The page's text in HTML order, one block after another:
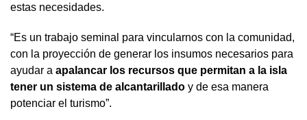
estas necesidades.
“Es un trabajo seminal para vincularnos con la comunidad,
con la proyección de generar los insumos necesarios para
ayudar a apalancar los recursos que permitan a la isla
tener un sistema de alcantarillado y de esa manera
potenciar el turismo”.